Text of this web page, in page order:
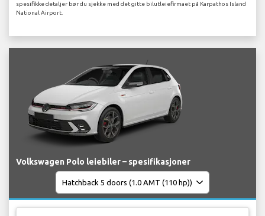
spesifikke detaljer bør du sjekke med det gitte bilutleiefirmaet på Karpathos Island
National Airport.
Volkswagen Polo leiebiler – spesifikasjoner